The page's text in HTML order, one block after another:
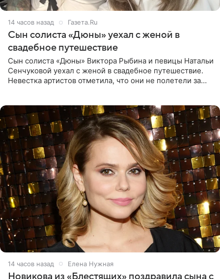
14 часов назад Газета.Ru
Сын солиста «Дюны» уехал с женой в
свадебное путешествие
Сын солиста «Дюны» Виктора Рыбина и певицы Натальи
Сенчуковой уехал с женой в свадебное путешествие.
Невестка артистов отметила, что они не полетели за
14 часов назад Елена Нужная
Новикова из «Блестящих» поздравила сына с